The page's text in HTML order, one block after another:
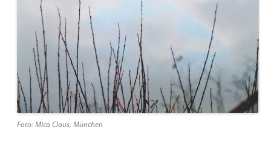
Foto: Mica Claus, München